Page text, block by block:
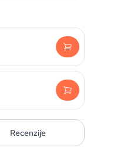
Recenzije